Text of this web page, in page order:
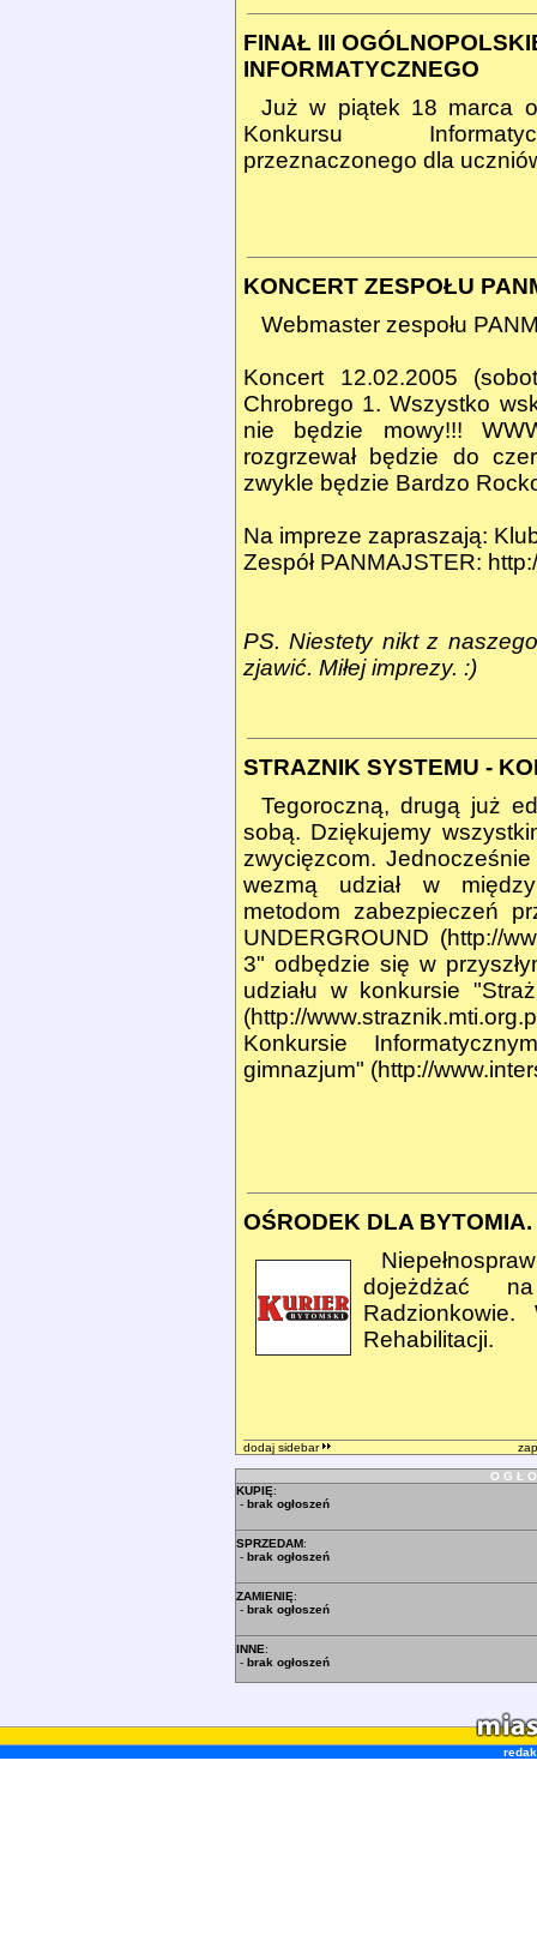
FINAŁ III
INFORMATYCZNEGO
Już w piątek 18 marca
Konkursu
przeznaczonego dla
KONCERT ZESPOŁU
Webmaster zespołu
Koncert 12.02.2005
Chrobrego 1. Wszystko
nie będzie mowy!!!
rozgrzewał będzie do
zwykle będzie Bardzo
Na impreze zapraszają:
Zespół PANMAJSTER:
PS. Niestety nikt z
zjawić. Miłej imprezy. :)
STRAZNIK SYSTEMU -
Tegoroczną, drugą już
sobą. Dziękujemy
zwycięzcom.
wezmą udział w
metodom zabezpieczeń
UNDERGROUND (http://
3" odbędzie się w
udziału w konkursie
(http://
Konkursie
gimnazjum" (http://
OŚRODEK DLA BYTOMIA.
dojeżdżać
Rehabilitacji.
dodaj sidebar
O G Ł
KUPIĘ:
- brak ogłoszeń
SPRZEDAM:
- brak ogłoszeń
ZAMIENIĘ:
- brak ogłoszeń
INNE:
- brak ogłoszeń